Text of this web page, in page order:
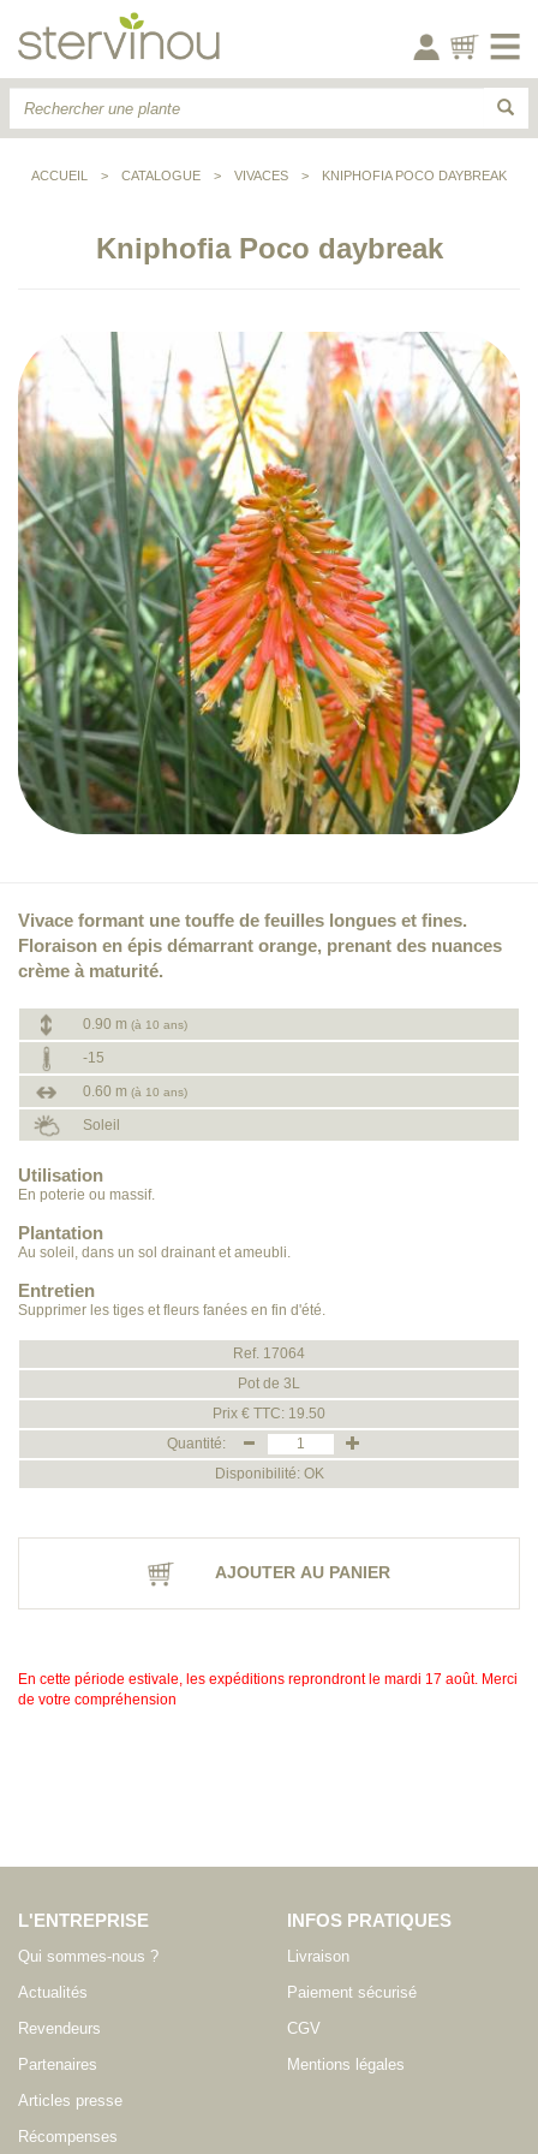
ACCUEIL > CATALOGUE > VIVACES > KNIPHOFIA POCO DAYBREAK
Kniphofia Poco daybreak
Vivace formant une touffe de feuilles longues et fines.
Floraison en épis démarrant orange, prenant des nuances
crème à maturité.
0.90 m (à 10 ans)
-15
0.60 m (à 10 ans)
Soleil
Utilisation
En poterie ou massif.
Plantation
Au soleil, dans un sol drainant et ameubli.
Entretien
Supprimer les tiges et fleurs fanées en fin d'été.
Ref. 17064
Pot de 3L
Prix € TTC: 19.50
Quantité:
Disponibilité: OK
AJOUTER AU PANIER
En cette période estivale, les expéditions reprondront le mardi 17 août. Merci
de votre compréhension
L'ENTREPRISE
Qui sommes-nous ?
Actualités
Revendeurs
Partenaires
Articles presse
Récompenses
INFOS PRATIQUES
Livraison
Paiement sécurisé
CGV
Mentions légales